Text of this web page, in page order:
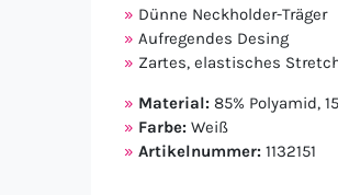
Dünne Neckholder-Träger
Aufregendes Desing
Zartes, elastisches
Material: 85% Polyamid,
Farbe: Weiß
Artikelnummer: 1132151